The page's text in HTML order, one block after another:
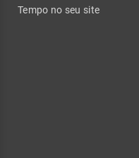
Tempo no seu site